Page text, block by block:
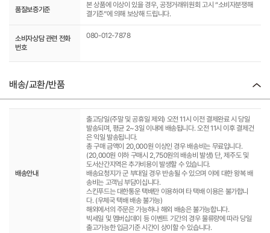
품질보증기준
본 상품에 이상이 있을 경우, 공정거래위원회 고시 “소비자분쟁해
결기준”에 의해 보상해 드립니다.
소비자상담 관련 전화
번호
080-012-7878
배송/교환/반품
배송안내
출고당일(주말 및 공휴일 제외) 오전 11시 이전 결제완료 시 당일
발송되며, 평균 2~3일 이내에 배송됩니다. 오전 11시 이후 결제건
은 익일 발송됩니다.
총 구매 금액이 20,000원 이상인 경우 배송비는 무료입니다.
(20,000원 이하 구매시 2,750원의 배송비 발생) 단, 제주도 및
도서산간지역은 추가비용이 발생할 수 있습니다.
배송요청지가 군 부대일 경우 반송될 수 있으며 이에 대한 왕복 배
송비는 고객님 부담이십니다.
스킨푸드는 대한통운 택배만 이용하며 타 택배 이용은 불가합니
다. (우체국 택배 배송 불가능)
해외에서의 주문은 가능하나 해외 배송은 불가능합니다.
빅세일 및 멤버십데이 등 이벤트 기간의 경우 물류량에 따라 당일
출고가능한 입금기준 시간이 상이할 수 있습니다.